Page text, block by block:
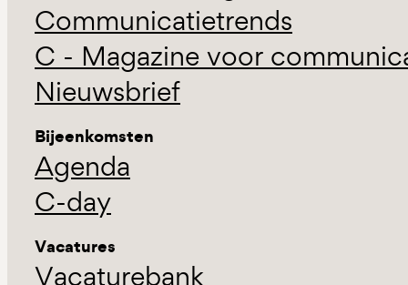
Communicatietrends
C - Magazine voor
Nieuwsbrief
Bijeenkomsten
Agenda
C-day
Vacatures
Vacaturebank